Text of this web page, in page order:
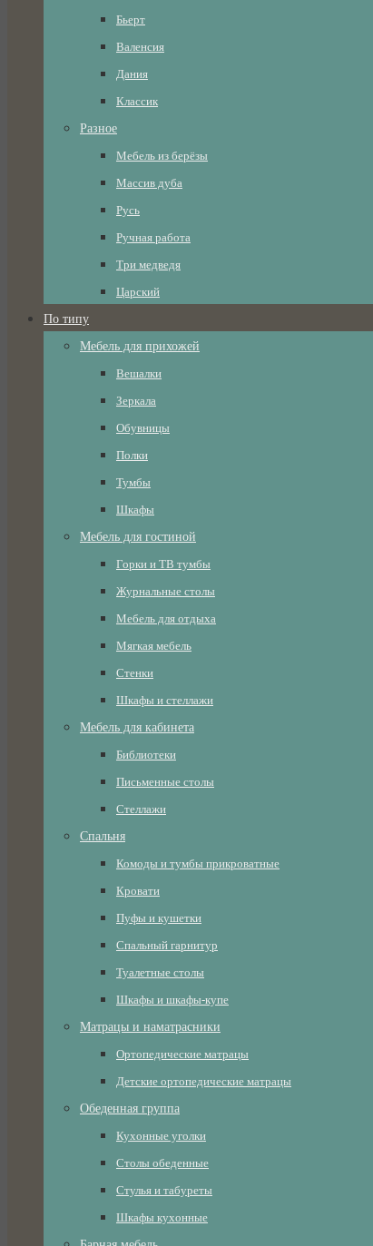
Бьерт
Валенсия
Дания
Классик
Разное
Мебель из берёзы
Массив дуба
Русь
Ручная работа
Три медведя
Царский
По типу
Мебель для прихожей
Вешалки
Зеркала
Обувницы
Полки
Тумбы
Шкафы
Мебель для гостиной
Горки и ТВ тумбы
Журнальные столы
Мебель для отдыха
Мягкая мебель
Стенки
Шкафы и стеллажи
Мебель для кабинета
Библиотеки
Письменные столы
Стеллажи
Спальня
Комоды и тумбы прикроватные
Кровати
Пуфы и кушетки
Спальный гарнитур
Туалетные столы
Шкафы и шкафы-купе
Матрацы и наматрасники
Ортопедические матрацы
Детские ортопедические матрацы
Обеденная группа
Кухонные уголки
Столы обеденные
Стулья и табуреты
Шкафы кухонные